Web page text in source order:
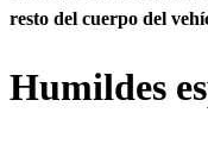
resto del cuerpo del
Humildes